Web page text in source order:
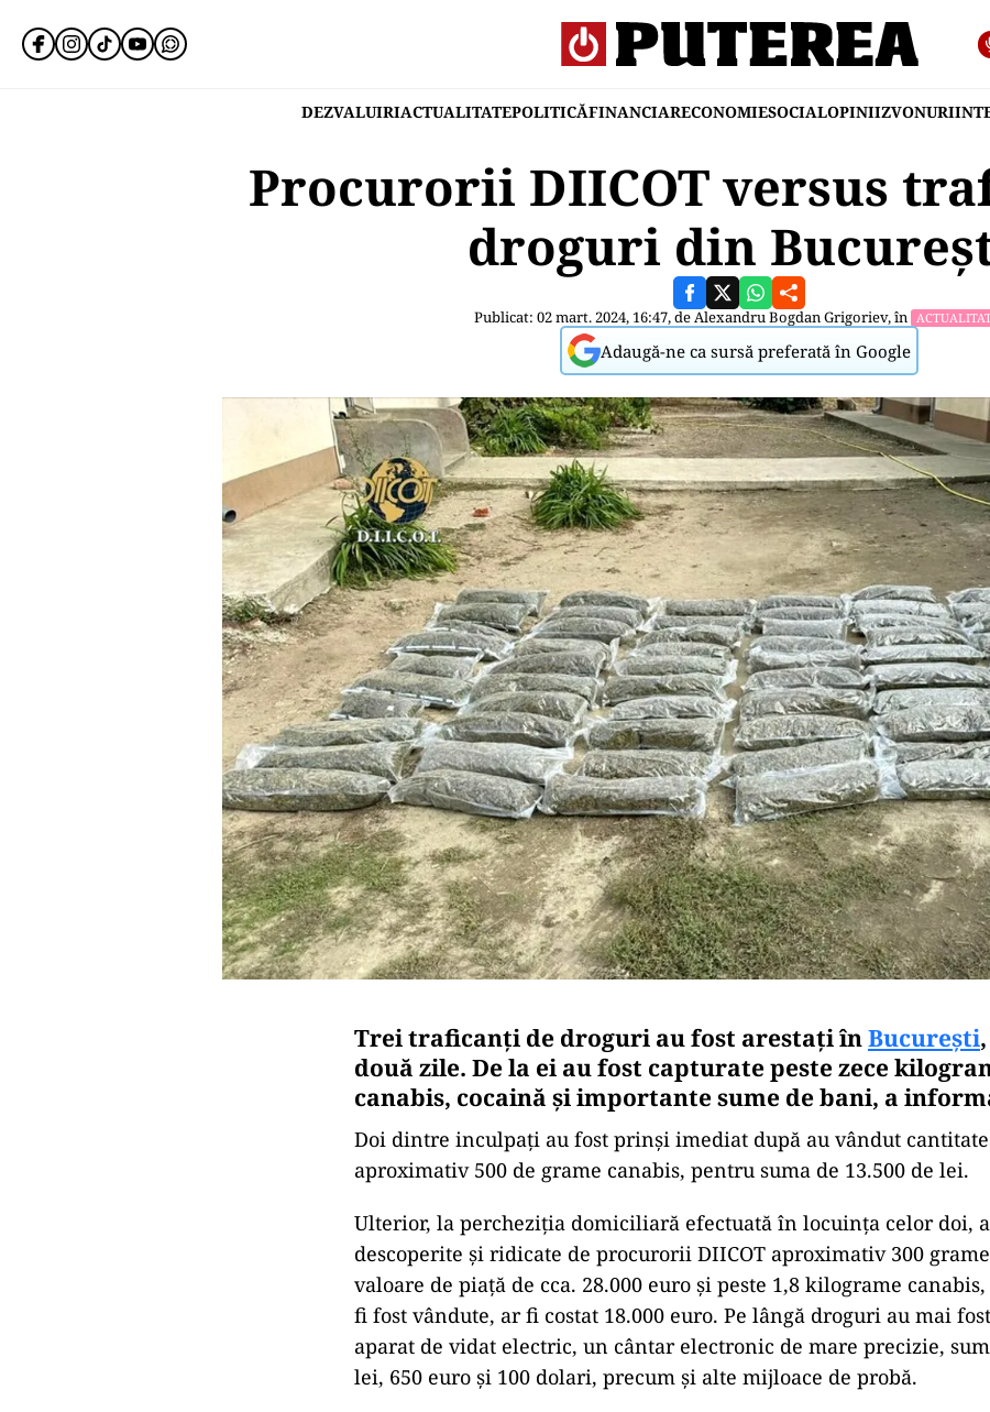
DEZVALUIRIACTUALITATEPOLITICĂFINANCIARECONOMIESOCIALOPINIIZVONURI
Procurorii DIICOT versus
droguri din
Publicat: 02 mart. 2024, 16:47, deAlexandru Bogdan Grigoriev, în
Adaugă-ne ca sursă preferată în Google
Trei traficanți de droguri au fost arestați înBucurești
două zile. De la ei au fost capturate peste zece
canabis, cocaină și importante sume de bani, a
Doi dintre inculpaţi au fost prinşi imediat după au vândut
aproximativ 500 de grame canabis, pentru suma de 13.500 de lei.
Ulterior, la percheziţia domiciliară efectuată în locuinţa celor doi,
descoperite şi ridicate de procurorii DIICOT aproximativ 300
valoare de piaţă de cca. 28.000 euro şi peste 1,8 kilograme
fi fost vândute, ar fi costat 18.000 euro. Pe lângă droguri au mai
aparat de vidat electric, un cântar electronic de mare precizie,
lei, 650 euro şi 100 dolari, precum şi alte mijloace de probă.